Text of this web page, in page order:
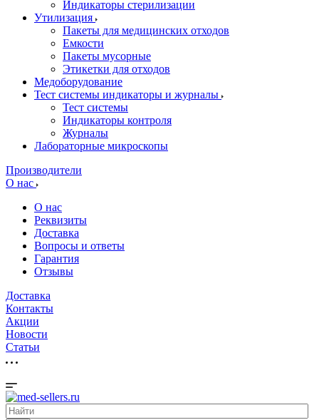
Индикаторы стерилизации
Утилизация
Пакеты для медицинских отходов
Емкости
Пакеты мусорные
Этикетки для отходов
Медоборудование
Тест системы индикаторы и журналы
Тест системы
Индикаторы контроля
Журналы
Лабораторные микроскопы
Производители
О нас
О нас
Реквизиты
Доставка
Вопросы и ответы
Гарантия
Отзывы
Доставка
Контакты
Акции
Новости
Cтатьи